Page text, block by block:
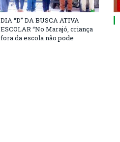
DIA “D” DA BUSCA ATIVA
ESCOLAR “No Marajó, criança
fora da escola não pode